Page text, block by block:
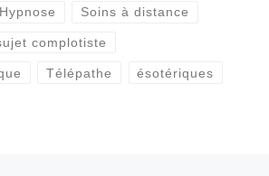
Soins à distance
complotiste
Télépathe ésotériques